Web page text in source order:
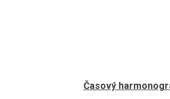
Časový